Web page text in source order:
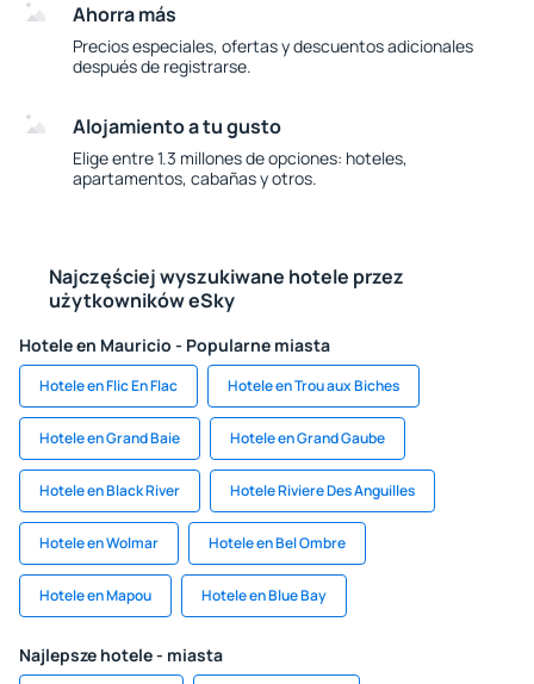
Ahorra más
Precios especiales, ofertas y descuentos adicionales
después de registrarse.
Alojamiento a tu gusto
Elige entre 1.3 millones de opciones: hoteles,
apartamentos, cabañas y otros.
Najczęściej wyszukiwane hotele przez
użytkowników eSky
Hotele en Mauricio - Popularne miasta
Hotele en Flic En Flac Hotele en Trou aux Biches
Hotele en Grand Baie Hotele en Grand Gaube
Hotele en Black River Hotele Riviere Des Anguilles
Hotele en Wolmar Hotele en Bel Ombre
Hotele en Mapou Hotele en Blue Bay
Najlepsze hotele - miasta